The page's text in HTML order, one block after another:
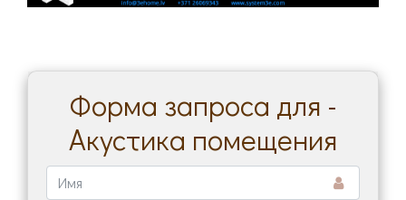
Форма запроса для -
Акустика помещения